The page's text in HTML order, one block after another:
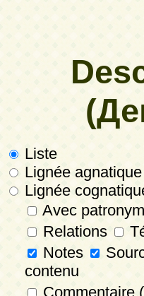
Liste
Lignée
Lignée
Avec
Relations
Notes
contenu
Commentaire